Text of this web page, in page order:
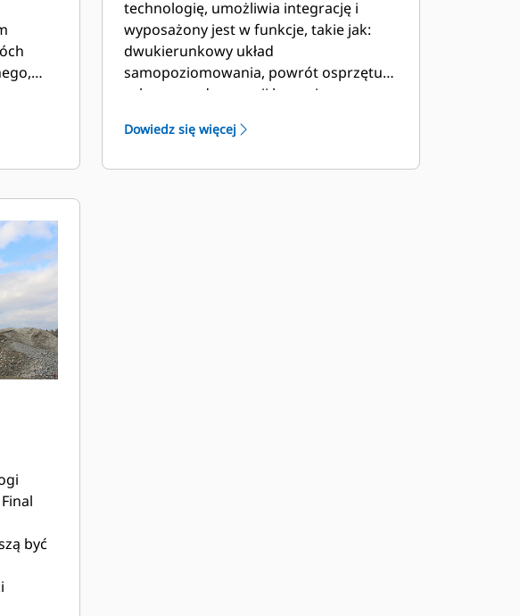
technologię, umożliwia integrację i
wyposażony jest w funkcje, takie jak:
dwukierunkowy układ
samopoziomowania, powrót osprzętu
roboczego do pozycji kopania oraz
Dowiedz się więcej
być